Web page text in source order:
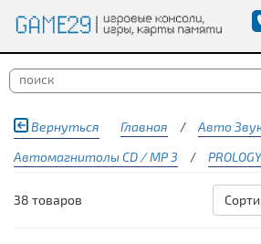
Вернуться Главная / Авто
Автомагнитолы CD / MP 3
/ PROLOGY
38 товаров